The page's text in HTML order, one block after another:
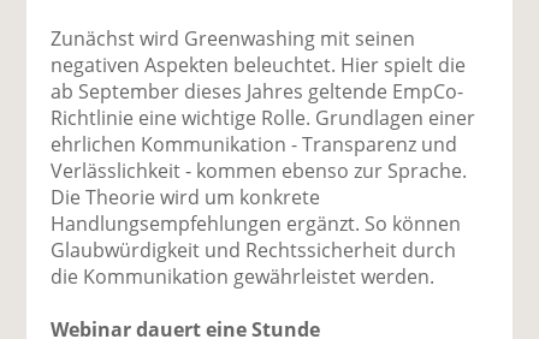
te
il
e
n
e
n
d
e
n
Zunächst wird Greenwashing mit seinen
negativen Aspekten beleuchtet. Hier spielt die
ab September dieses Jahres geltende EmpCo-
Richtlinie eine wichtige Rolle. Grundlagen einer
ehrlichen Kommunikation - Transparenz und
Verlässlichkeit - kommen ebenso zur Sprache.
Die Theorie wird um konkrete
Handlungsempfehlungen ergänzt. So können
Glaubwürdigkeit und Rechtssicherheit durch
die Kommunikation gewährleistet werden.
Webinar dauert eine Stunde